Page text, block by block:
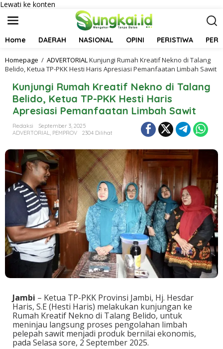
Lewati ke konten
Home DAERAH NASIONAL OPINI PERISTIWA
Homepage / ADVERTORIALKunjungi Rumah Kreatif Nekno di Talang
Belido, Ketua TP-PKK Hesti Haris Apresiasi Pemanfaatan Limbah Sawit
Kunjungi Rumah Kreatif Nekno di Talang
Belido, Ketua TP-PKK Hesti Haris
Apresiasi Pemanfaatan Limbah Sawit
Redaksi
September 3, 2025
ADVERTORIAL, PEMPROV 2304 Dilihat
Jambi – Ketua TP-PKK Provinsi Jambi, Hj. Hesdar
Haris, S.E (Hesti Haris) melakukan kunjungan ke
Rumah Kreatif Nekno di Talang Belido, untuk
meninjau langsung proses pengolahan limbah
pelepah sawit menjadi produk bernilai ekonomis,
pada Selasa sore, 2 September 2025.